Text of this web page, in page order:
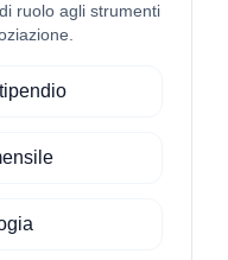
ruolo agli strumenti